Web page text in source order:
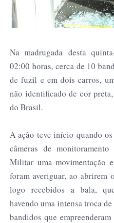
Na madrugada desta
02:00 horas, cerca de 10
de fuzil e em dois carros,
não identificado de cor
do Brasil.
A ação teve início quando
câmeras de
Militar uma movimentação
foram averiguar, ao abrirem
logo recebidos a bala,
havendo uma intensa troca
bandidos que